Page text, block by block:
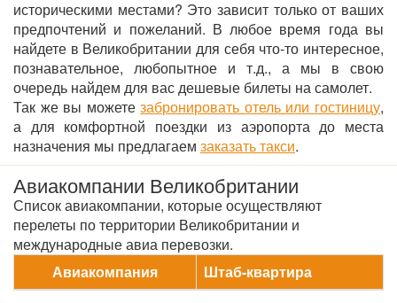
историческими местами? Это зависит только от ваших
предпочтений и пожеланий. В любое время года вы
найдете в Великобритании для себя что-то интересное,
познавательное, любопытное и т.д., а мы в свою
очередь найдем для вас дешевые билеты на самолет.
Так же вы можетезабронировать отель или гостиницу,
а для комфортной поездки из аэропорта до места
назначения мы предлагаем заказать такси.
Авиакомпании Великобритании
Список авиакомпании, которые осуществляют
перелеты по территории Великобритании и
международные авиа перевозки.
Авиакомпания
Штаб-квартира